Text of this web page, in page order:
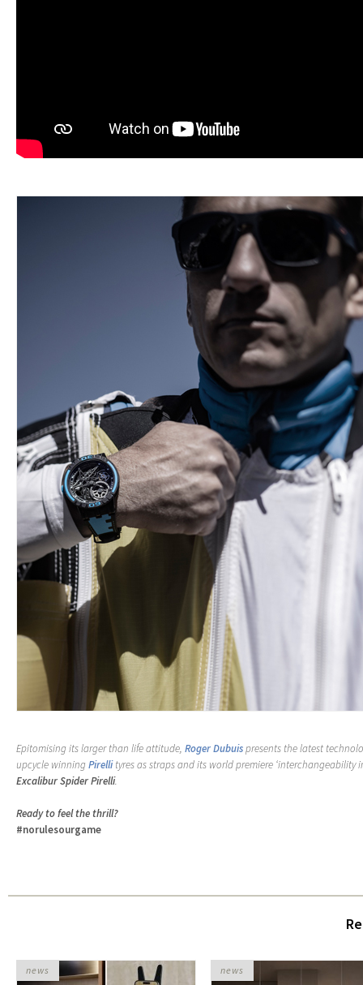
Epitomising its larger than life attitude, Roger Dubuispresents the latest
upcycle winningPirellityres as straps and its world premiere ‘interchangeability
Excalibur Spider Pirelli.
Ready to feel the thrill?
#norulesourgame
news news